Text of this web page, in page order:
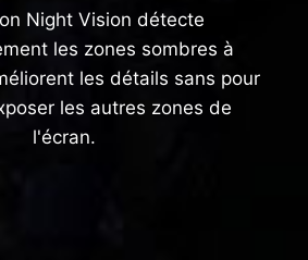
Night Vision détecte
les zones sombres à
les détails sans pour
les autres zones de
l'écran.